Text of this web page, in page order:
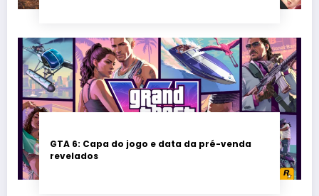
GTA 6: Capa do jogo e data da pré-venda
revelados